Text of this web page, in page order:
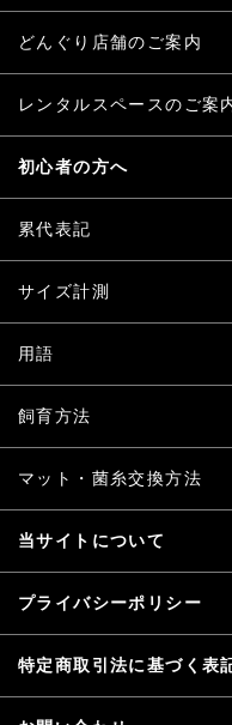
どんぐり店舗のご案内
レンタルスペースのご案
初心者の方へ
累代表記
サイズ計測
用語
飼育方法
マット・菌糸交換方法
当サイトについて
プライバシーポリシー
特定商取引法に基づく表